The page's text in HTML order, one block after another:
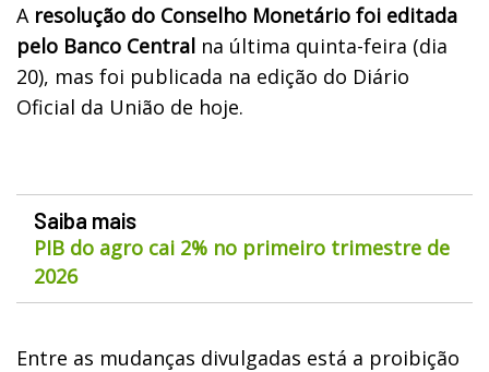
A resolução do Conselho Monetário foi editada
pelo Banco Central na última quinta-feira (dia
20), mas foi publicada na edição do Diário
Oficial da União de hoje.
Saiba mais
PIB do agro cai 2% no primeiro trimestre de
2026
Entre as mudanças divulgadas está a proibição